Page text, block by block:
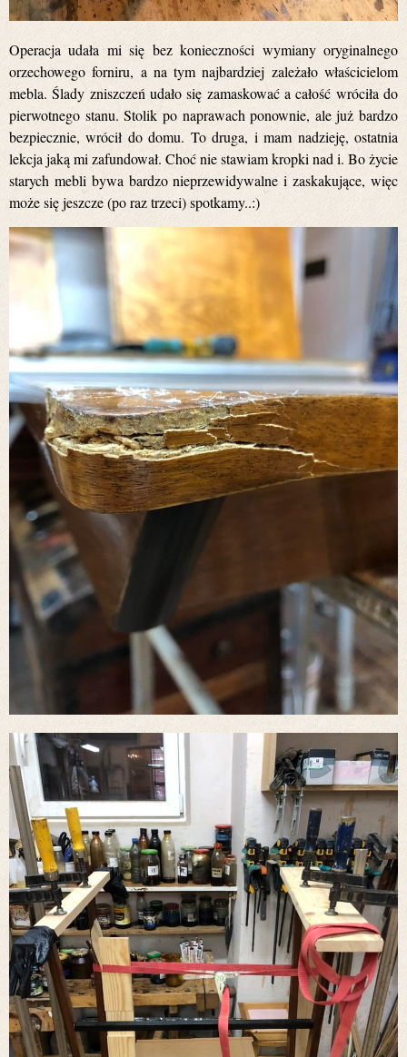
Operacja udała mi się bez konieczności wymiany oryginalnego
orzechowego forniru, a na tym najbardziej zależało właścicielom
mebla. Ślady zniszczeń udało się zamaskować a całość wróciła do
pierwotnego stanu. Stolik po naprawach ponownie, ale już bardzo
bezpiecznie, wrócił do domu. To druga, i mam nadzieję, ostatnia
lekcja jaką mi zafundował. Choć nie stawiam kropki nad i. Bo życie
starych mebli bywa bardzo nieprzewidywalne i zaskakujące, więc
może się jeszcze (po raz trzeci) spotkamy..:)